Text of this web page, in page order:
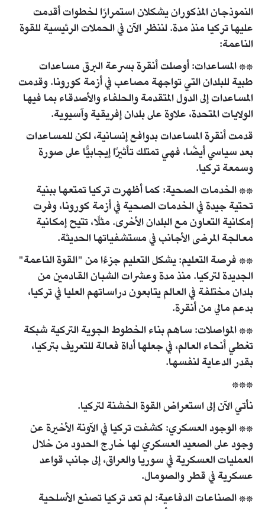
النموذجان المذكوران يشكلان استمرارًا لخطوات أقدمت
عليها تركيا منذ مدة. لننظر الآن في الحملات الرئيسية للقوة
الناعمة:
** المساعدات: أوصلت أنقرة بسرعة البرق مساعدات
طبية للبلدان التي تواجهة مصاعب في أزمة كورونا. وقدمت
المساعدات إلى الدول المتقدمة والحلفاء والأصدقاء بما فيها
الولايات المتحدة، علاوة على بلدان إفريقية وآسيوية.
قدمت أنقرة المساعدات بدوافع إنسانية، لكن للمساعدات
بعد سياسي أيضًا، فهي تمتلك تأثيرًا إيجابيًّا على صورة
وسمعة تركيا.
** الخدمات الصحية: كما أظهرت تركيا تمتعها ببنية
تحتية جيدة في الخدمات الصحية في أزمة كورونا، وفرت
إمكانية التعاون مع البلدان الأخرى. مثلًا، تتيح إمكانية
معالجة المرضى الأجانب في مستشفياتها الحديثة.
** فرصة التعليم: يشكل التعليم جزءًا من "القوة الناعمة"
الجديدة لتركيا. منذ مدة وعشرات الشبان القادمين من
بلدان مختلفة في العالم يتابعون دراساتهم العليا في تركيا،
بدعم مالي من أنقرة.
** المواصلات: ساهم بناء الخطوط الجوية التركية شبكة
تغطي أنحاء العالم، في جعلها أداة فعالة للتعريف بتركيا،
بقدر الدعاية لنفسها.
***
نأتي الآن إلى استعراض القوة الخشنة لتركيا.
** الوجود العسكري: كشفت تركيا في الآونة الأخيرة عن
وجود على الصعيد العسكري لها خارج الحدود من خلال
العمليات العسكرية في سوريا والعراق، إلى جانب قواعد
عسكرية في قطر والصومال.
** الصناعات الدفاعية: لم تعد تركيا تصنع الأسلحية